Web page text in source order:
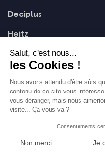
Deciplus
Heitz
Sportigo
Conditions générales
Conditions du Premium
Confidentialité
Mentions légales
Salut, c'est nous...
les Cookies !
Nous avons attendu d'être sûrs
contenu de ce site vous
vous déranger, mais nous
visite... Ça vous va ?
Consentements
Non merci Je